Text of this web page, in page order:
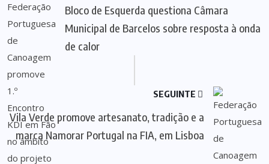
Bloco de Esquerda questiona Câmara
Municipal de Barcelos sobre resposta à onda
de calor
SEGUINTE
Vila Verde promove artesanato, tradição e a
marca Namorar Portugal na FIA, em Lisboa